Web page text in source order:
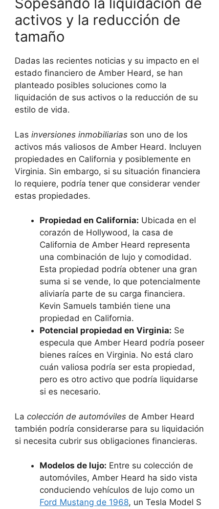
activos y la reducción de
tamaño
Dadas las recientes noticias y su impacto en el
estado financiero de Amber Heard, se han
planteado posibles soluciones como la
liquidación de sus activos o la reducción de su
estilo de vida.
Las inversiones inmobiliarias son uno de los
activos más valiosos de Amber Heard. Incluyen
propiedades en California y posiblemente en
Virginia. Sin embargo, si su situación financiera
lo requiere, podría tener que considerar vender
estas propiedades.
Propiedad en California: Ubicada en el
corazón de Hollywood, la casa de
California de Amber Heard representa
una combinación de lujo y comodidad.
Esta propiedad podría obtener una gran
suma si se vende, lo que potencialmente
aliviaría parte de su carga financiera.
Kevin Samuels también tiene una
propiedad en California.
Potencial propiedad en Virginia: Se
especula que Amber Heard podría poseer
bienes raíces en Virginia. No está claro
cuán valiosa podría ser esta propiedad,
pero es otro activo que podría liquidarse
si es necesario.
La colección de automóviles de Amber Heard
también podría considerarse para su liquidación
si necesita cubrir sus obligaciones financieras.
Modelos de lujo: Entre su colección de
automóviles, Amber Heard ha sido vista
conduciendo vehículos de lujo como un
Ford Mustang de 1968, un Tesla Model S